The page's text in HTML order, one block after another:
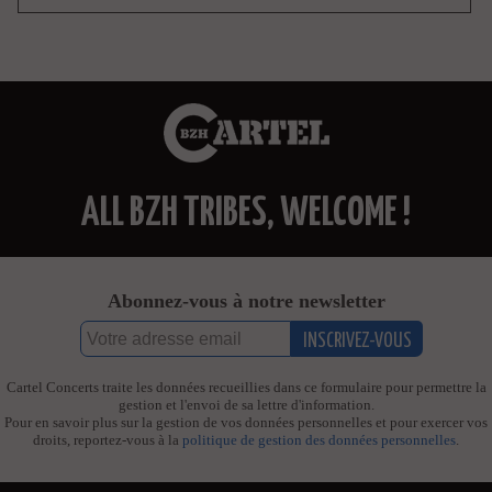
ALL BZH TRIBES, WELCOME !
Abonnez-vous à notre newsletter
Cartel Concerts traite les données recueillies dans ce formulaire pour permettre la
gestion et l'envoi de sa lettre d'information.
Pour en savoir plus sur la gestion de vos données personnelles et pour exercer vos
droits, reportez-vous à la politique de gestion des données personnelles